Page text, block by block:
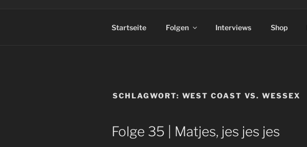
Startseite Folgen Interviews Shop
SCHLAGWORT: WEST COAST VS. WESSEX
Folge 35 | Matjes, jes jes jes